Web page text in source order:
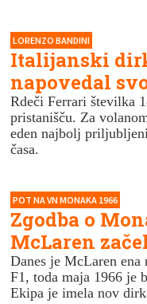
LORENZO BANDINI
Italijanski
napovedal
Rdeči Ferrari številka
pristanišču. Za
eden najbolj
časa.
POT NA VN MONAKA 1966
Zgodba o
McLaren
Danes je McLaren
F1, toda maja 1966 je
Ekipa je imela nov